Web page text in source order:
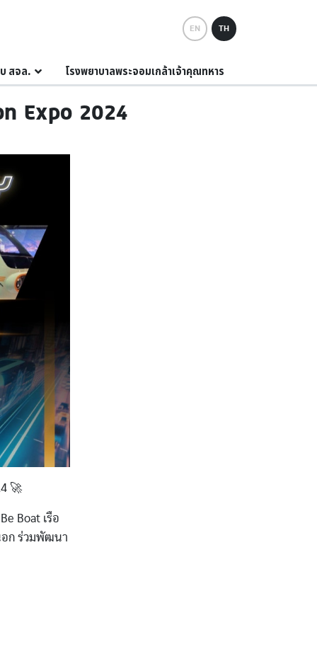
EN TH
สจล. โรงพยาบาลพระจอมเกล้าเจ้าคุณทหาร
Expo 2024
🚀
Boat เรือ
อก ร่วมพัฒนา